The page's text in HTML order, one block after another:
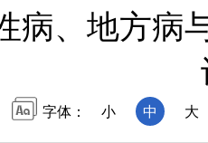
病、地方病
字体： 小 中 大